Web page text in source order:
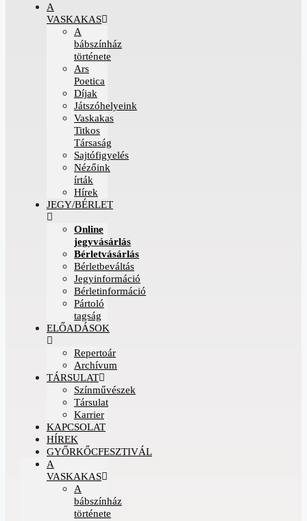
A
VASKAKAS
A
bábszínház
története
Ars
Poetica
Díjak
Játszóhelyeink
Vaskakas
Titkos
Társaság
Sajtófigyelés
Nézőink
írták
Hírek
JEGY/BÉRLET
Online
jegyvásárlás
Bérletvásárlás
Bérletbeváltás
Jegyinformáció
Bérletinformáció
Pártoló
tagság
ELŐADÁSOK
Repertoár
Archívum
TÁRSULAT
Színművészek
Társulat
Karrier
KAPCSOLAT
HÍREK
GYŐRKŐCFESZTIVÁL
A
VASKAKAS
A
bábszínház
története